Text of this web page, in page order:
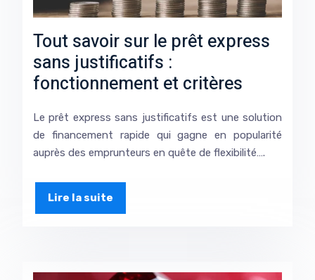
Tout savoir sur le prêt express
sans justificatifs :
fonctionnement et critères
Le prêt express sans justificatifs est une solution
de financement rapide qui gagne en popularité
auprès des emprunteurs en quête de flexibilité….
Lire la suite